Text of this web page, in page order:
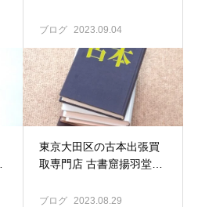
ブログ 2023.09.04
東京大田区の古本出張買
取専門店 古書窟揚羽堂｜
まいります
ブログ 2023.08.29